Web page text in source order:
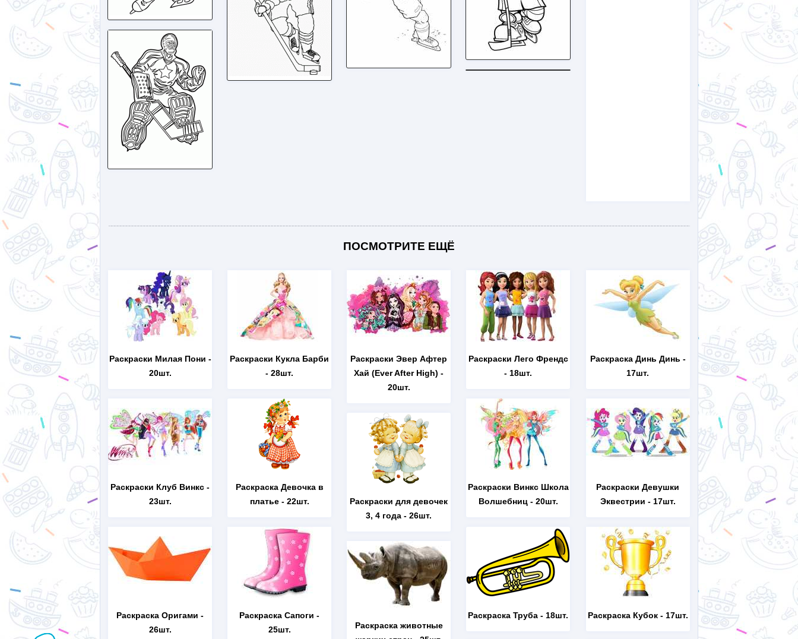
ПОСМОТРИТЕ ЕЩЁ
Раскраски Милая Пони -
20шт.
Раскраски Клуб Винкс -
23шт.
Раскраска Оригами -
26шт.
Раскраски Кукла Барби
- 28шт.
Раскраска Девочка в
платье- 22шт.
Раскраска Сапоги -
25шт.
Раскраски Эвер Афтер
Хай (Ever After High) -
20шт.
Раскраски для девочек
3, 4 года - 26шт.
Раскраска животные
Раскраски Лего Френдс
- 18шт.
Раскраски Винкс Школа
Волшебниц- 20шт.
Раскраска Труба - 18шт.
Раскраска Динь Динь -
17шт.
Раскраски Девушки
Эквестрии - 17шт.
Раскраска Кубок- 17шт.